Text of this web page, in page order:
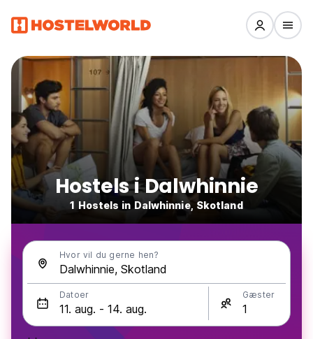
Hostels i Dalwhinnie
1 Hostels in Dalwhinnie, Skotland
Hvor vil du gerne hen?
Datoer Gæster